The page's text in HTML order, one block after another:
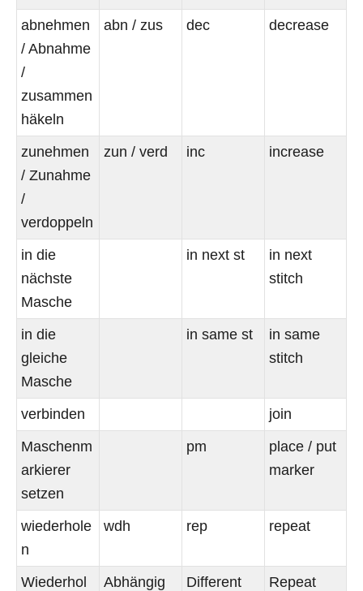
abnehmen
/ Abnahme
/
zusammen
häkeln
abn / zus dec decrease
zunehmen
/ Zunahme
/
verdoppeln
zun / verd inc increase
in die
nächste
Masche
in next st
in next
stitch
in die
gleiche
Masche
in same st
in same
stitch
verbinden
join
Maschenm
arkierer
setzen
pm
place / put
marker
wiederhole
n
wdh rep repeat
Wiederhol
Abhängig
Different
Repeat